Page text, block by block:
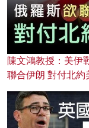
陳文鴻教授：美伊
聯合伊朗 對付北約